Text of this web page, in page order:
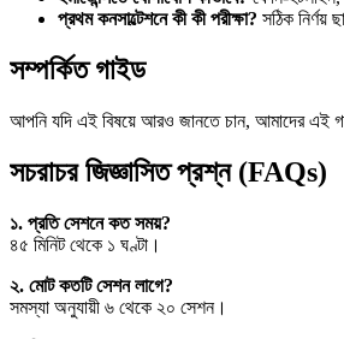
প্রথম কনসাল্টেশনে কী কী পরীক্ষা? সঠিক নির্ণয়
সম্পর্কিত গাইড
আপনি যদি এই বিষয়ে আরও জানতে চান, আমাদের এই
সচরাচর জিজ্ঞাসিত প্রশ্ন (FAQs)
১. প্রতি সেশনে কত সময়?
৪৫ মিনিট থেকে ১ ঘণ্টা।
২. মোট কতটি সেশন লাগে?
সমস্যা অনুযায়ী ৬ থেকে ২০ সেশন।